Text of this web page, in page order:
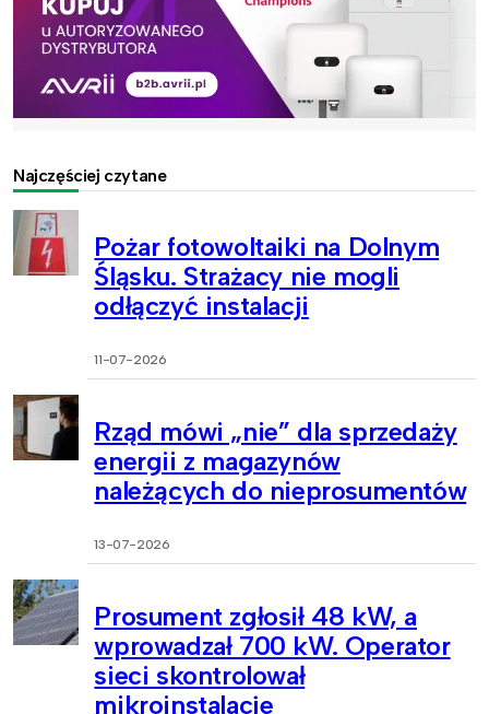
Najczęściej czytane
Pożar fotowoltaiki na Dolnym
Śląsku. Strażacy nie mogli
odłączyć instalacji
11-07-2026
Rząd mówi „nie” dla sprzedaży
energii z magazynów
należących do nieprosumentów
13-07-2026
Prosument zgłosił 48 kW, a
wprowadzał 700 kW. Operator
sieci skontrolował
mikroinstalacje